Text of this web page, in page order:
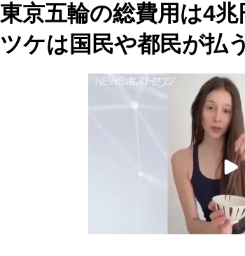
東京五輪の総費用は4
ツケは国民や都民が払